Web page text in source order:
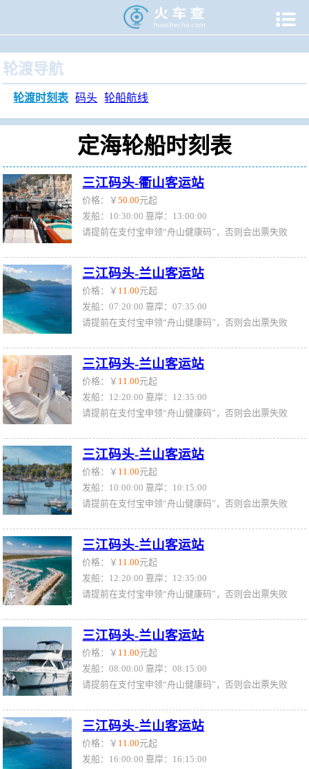

轮渡导航
轮渡时刻表 码头 轮船航线
定海轮船时刻表
三江码头-衢山客运站
价格：￥50.00元起
发船：10:30:00 靠岸：13:00:00
请提前在支付宝申领“舟山健康码”，否则会出票失败
三江码头-兰山客运站
价格：￥ 11.00元起
发船：07:20:00 靠岸：07:35:00
请提前在支付宝申领“舟山健康码”，否则会出票失败
三江码头-兰山客运站
价格：￥ 11.00元起
发船：12:20:00 靠岸：12:35:00
请提前在支付宝申领“舟山健康码”，否则会出票失败
三江码头-兰山客运站
价格：￥ 11.00元起
发船：10:00:00 靠岸：10:15:00
请提前在支付宝申领“舟山健康码”，否则会出票失败
三江码头-兰山客运站
价格：￥ 11.00元起
发船：12:20:00 靠岸：12:35:00
请提前在支付宝申领“舟山健康码”，否则会出票失败
三江码头-兰山客运站
价格：￥ 11.00元起
发船：08:00:00 靠岸：08:15:00
请提前在支付宝申领“舟山健康码”，否则会出票失败
三江码头-兰山客运站
价格：￥ 11.00元起
发船：16:00:00 靠岸：16:15:00